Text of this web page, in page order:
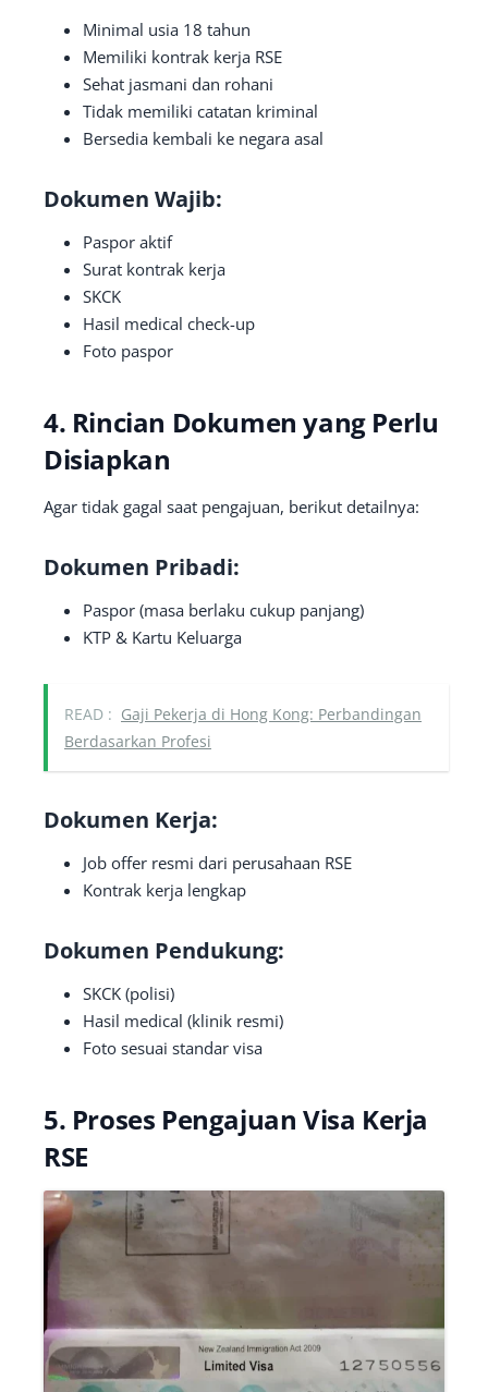
Minimal usia 18 tahun
Memiliki kontrak kerja RSE
Sehat jasmani dan rohani
Tidak memiliki catatan kriminal
Bersedia kembali ke negara asal
Dokumen Wajib:
Paspor aktif
Surat kontrak kerja
SKCK
Hasil medical check-up
Foto paspor
4. Rincian Dokumen yang Perlu
Disiapkan
Agar tidak gagal saat pengajuan, berikut detailnya:
Dokumen Pribadi:
Paspor (masa berlaku cukup panjang)
KTP & Kartu Keluarga
READ : Gaji Pekerja di Hong Kong: Perbandingan
Berdasarkan Profesi
Dokumen Kerja:
Job offer resmi dari perusahaan RSE
Kontrak kerja lengkap
Dokumen Pendukung:
SKCK (polisi)
Hasil medical (klinik resmi)
Foto sesuai standar visa
5. Proses Pengajuan Visa Kerja
RSE